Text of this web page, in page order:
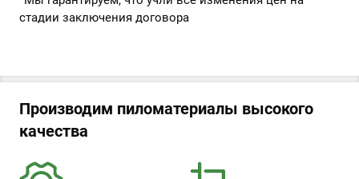
стадии заключения договора
Производим пиломатериалы высокого
качества